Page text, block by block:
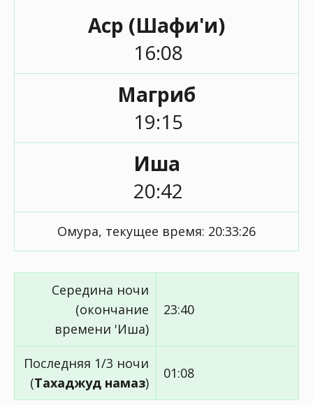
Аср (Шафи'и)
16:08
Магриб
19:15
Иша
20:42
Омура, текущее время: 20:33:27
Середина ночи
(окончание
времени 'Иша)
23:40
Последняя 1/3 ночи
(Тахаджуд намаз)
01:08